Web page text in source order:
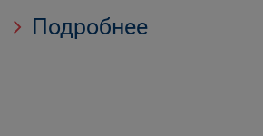
Подробнее